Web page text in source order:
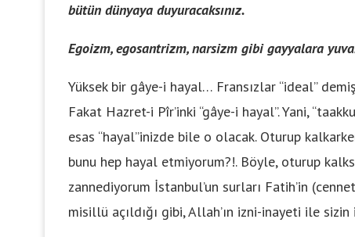
bütün dünyaya duyuracaksınız.
Egoizm, egosantrizm, narsizm gibi gayyalara
Yüksek bir gâye-i hayal… Fransızlar “ideal”
Fakat Hazret-i Pîr’inki “gâye-i hayal”. Yani,
esas “hayal”inizde bile o olacak. Oturup
bunu hep hayal etmiyorum?!. Böyle, oturup
zannediyorum İstanbul’un surları Fatih’in
misillü açıldığı gibi, Allah’ın izni-inayeti ile